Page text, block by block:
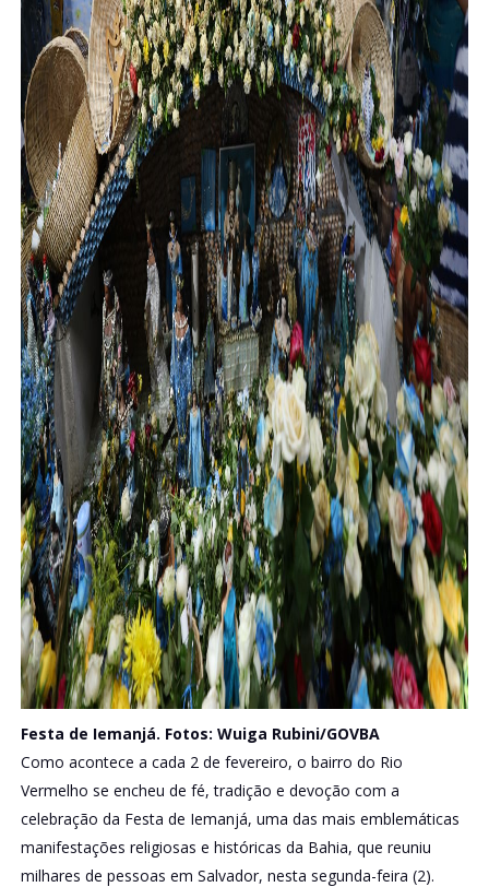
Festa de Iemanjá. Fotos: Wuiga Rubini/GOVBA
Como acontece a cada 2 de fevereiro, o bairro do Rio
Vermelho se encheu de fé, tradição e devoção com a
celebração da Festa de Iemanjá, uma das mais emblemáticas
manifestações religiosas e históricas da Bahia, que reuniu
milhares de pessoas em Salvador, nesta segunda-feira (2).